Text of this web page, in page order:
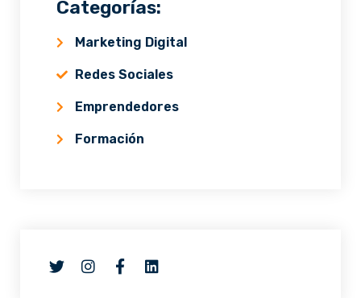
Categorías:
Marketing Digital
Redes Sociales
Emprendedores
Formación